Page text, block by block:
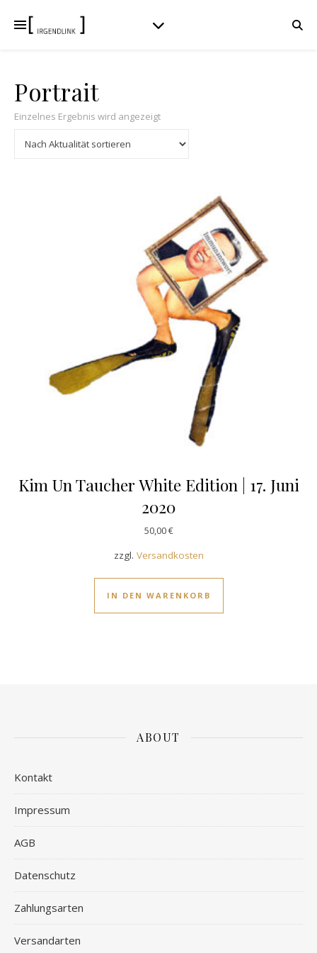
Portrait
Einzelnes Ergebnis wird angezeigt
Kim Un Taucher White Edition | 17. Juni
2020
50,00€
zzgl. Versandkosten
IN DEN WARENKORB
ABOUT
Kontakt
Impressum
AGB
Datenschutz
Zahlungsarten
Versandarten